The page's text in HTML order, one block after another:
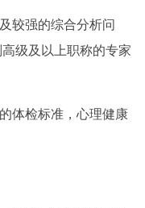
较强的综合分析问
级及以上职称的专家
体检标准，心理健康